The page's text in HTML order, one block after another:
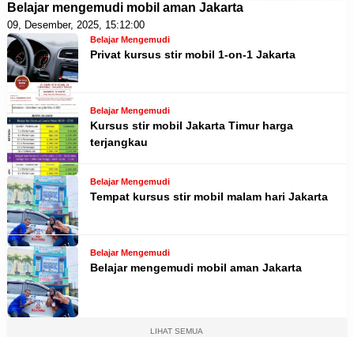
Belajar mengemudi mobil aman Jakarta
09, Desember, 2025, 15:12:00
Belajar Mengemudi
Privat kursus stir mobil 1-on-1 Jakarta
Belajar Mengemudi
Kursus stir mobil Jakarta Timur harga
terjangkau
Belajar Mengemudi
Tempat kursus stir mobil malam hari Jakarta
Belajar Mengemudi
Belajar mengemudi mobil aman Jakarta
LIHAT SEMUA